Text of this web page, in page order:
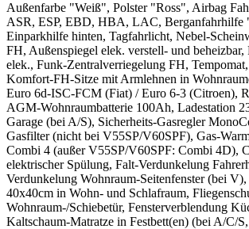
Außenfarbe "Weiß", Polster "Ross", Airbag
ASR, ESP, EBD, HBA, LAC, Berganfahrhilfe
Einparkhilfe hinten, Tagfahrlicht, Nebel-
FH, Außenspiegel elek. verstell- und beheizbar,
elek., Funk-Zentralverriegelung FH,
Komfort-FH-Sitze mit Armlehnen in
Euro 6d-ISC-FCM (Fiat) / Euro 6-3 (Citroen),
AGM-Wohnraumbatterie 100Ah, Ladestation
Garage (bei A/S), Sicherheits-Gasregler
Gasfilter (nicht bei V55SP/V60SPF), Gas-
Combi 4 (außer V55SP/V60SPF: Combi 4D),
elektrischer Spülung, Falt-Verdunkelung
Verdunkelung Wohnraum-Seitenfenster (bei
40x40cm in Wohn- und Schlafraum,
Wohnraum-/Schiebetür, Fensterverblendung
Kaltschaum-Matratze in Festbett(en) (bei A/C/